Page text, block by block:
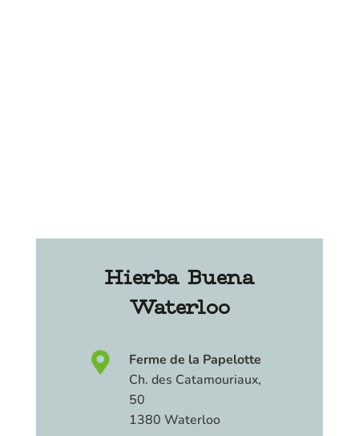
Hierba Buena
Waterloo

Ferme de la Papelotte
Ch. des Catamouriaux,
50
1380 Waterloo